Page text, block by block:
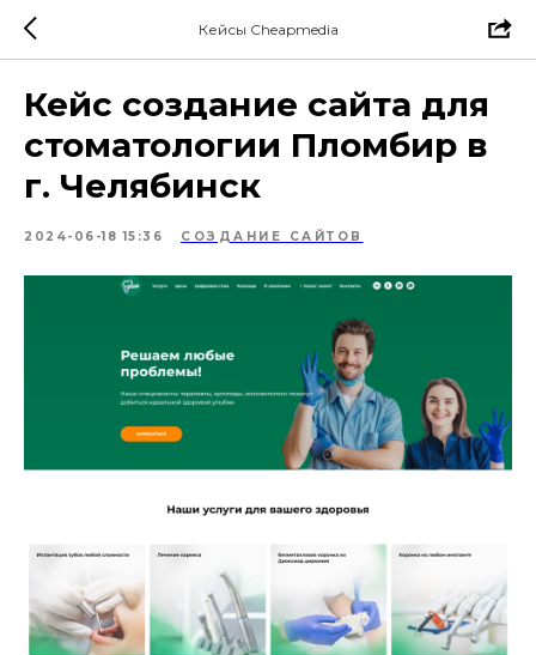
Кейсы Cheapmedia
Кейс создание сайта для
стоматологии Пломбир в
г. Челябинск
2024-06-18 15:36 СОЗДАНИЕ САЙТОВ